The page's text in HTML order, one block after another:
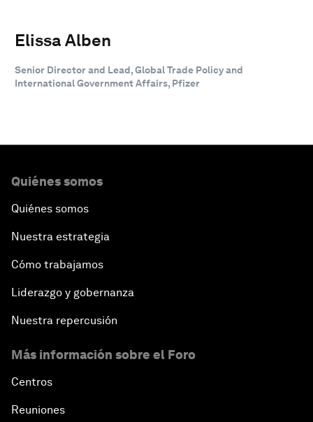
Elissa Alben
Senior Director and Lead, Global Trade Policy and
International Government Affairs, Pfizer
Quiénes somos
Quiénes somos
Nuestra estrategia
Cómo trabajamos
Liderazgo y gobernanza
Nuestra repercusión
Más información sobre el Foro
Centros
Reuniones